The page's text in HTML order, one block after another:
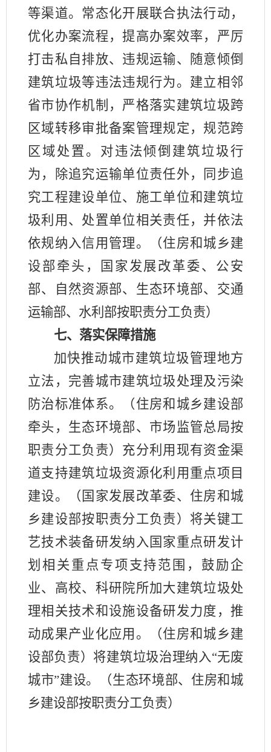
等渠道。常态化开展联合执法行动，
优化办案流程，提高办案效率，严厉
打击私自排放、违规运输、随意倾倒
建筑垃圾等违法违规行为。建立相邻
省市协作机制，严格落实建筑垃圾跨
区域转移审批备案管理规定，规范跨
区域处置。对违法倾倒建筑垃圾行
为，除追究运输单位责任外，同步追
究工程建设单位、施工单位和建筑垃
圾利用、处置单位相关责任，并依法
依规纳入信用管理。（住房和城乡建
设部牵头，国家发展改革委、公安
部、自然资源部、生态环境部、交通
运输部、水利部按职责分工负责）
七、落实保障措施
加快推动城市建筑垃圾管理地方
立法，完善城市建筑垃圾处理及污染
防治标准体系。（住房和城乡建设部
牵头，生态环境部、市场监管总局按
职责分工负责）充分利用现有资金渠
道支持建筑垃圾资源化利用重点项目
建设。（国家发展改革委、住房和城
乡建设部按职责分工负责）将关键工
艺技术装备研发纳入国家重点研发计
划相关重点专项支持范围，鼓励企
业、高校、科研院所加大建筑垃圾处
理相关技术和设施设备研发力度，推
动成果产业化应用。（住房和城乡建
设部负责）将建筑垃圾治理纳入“无废
城市”建设。（生态环境部、住房和城
乡建设部按职责分工负责）